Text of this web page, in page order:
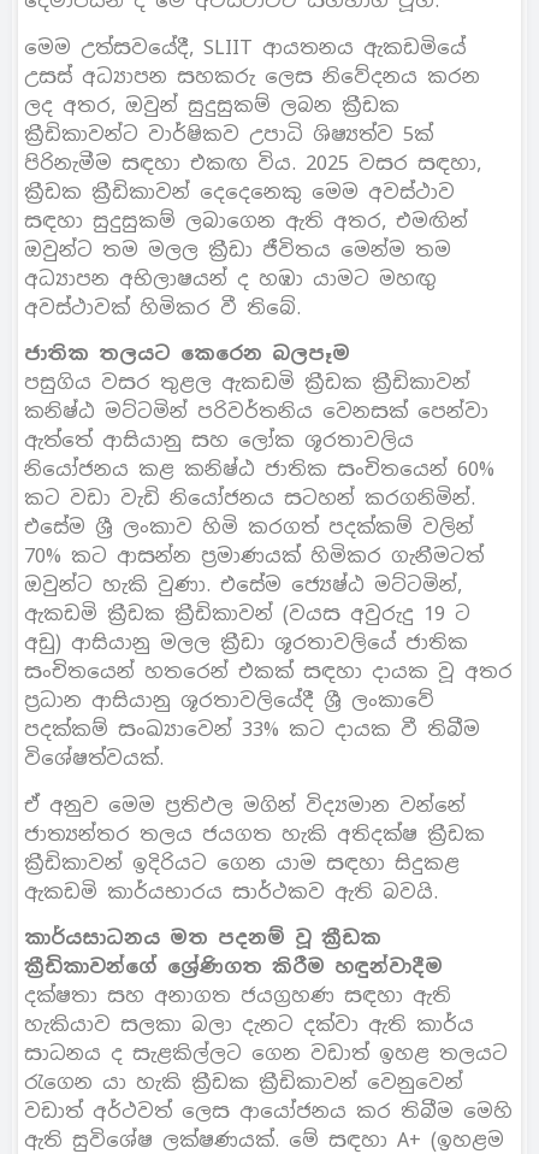
මෙම උත්සවයේදී, SLIIT ආයතනය ඇකඩමියේ
උසස් අධ්‍යාපන සහකරු ලෙස නිවේදනය කරන
ලද අතර, ඔවුන් සුදුසුකම් ලබන ක්‍රීඩක
ක්‍රීඩිකාවන්ට වාර්ෂිකව උපාධි ශිෂ්‍යත්ව 5ක්
පිරිනැමීම සඳහා එකඟ විය. 2025 වසර සඳහා,
ක්‍රීඩක ක්‍රීඩිකාවන් දෙදෙනෙකු මෙම අවස්ථාව
සඳහා සුදුසුකම් ලබාගෙන ඇති අතර, එමඟින්
ඔවුන්ට තම මලල ක්‍රීඩා ජීවිතය මෙන්ම තම
අධ්‍යාපන අභිලාෂයන් ද හඹා යාමට මහඟු
අවස්ථාවක් හිමිකර වී තිබේ.
ජාතික තලයට කෙරෙන බලපෑම
පසුගිය වසර තුළල ඇකඩමි ක්‍රීඩක ක්‍රීඩිකාවන්
කනිෂ්ඨ මට්ටමින් පරිවර්තනිය වෙනසක් පෙන්වා
ඇත්තේ ආසියානු සහ ලෝක ශූරතාවලිය
නියෝජනය කළ කනිෂ්ඨ ජාතික සංචිතයෙන් 60%
කට වඩා වැඩි නියෝජනය සටහන් කරගනිමින්.
එසේම ශ්‍රී ලංකාව හිමි කරගත් පදක්කම් වලින්
70% කට ආසන්න ප්‍රමාණයක් හිමිකර ගැනීමටත්
ඔවුන්ට හැකි වුණා. එසේම ජ්‍යෙෂ්ඨ මට්ටමින්,
ඇකඩමි ක්‍රීඩක ක්‍රීඩිකාවන් (වයස අවුරුදු 19 ට
අඩු) ආසියානු මලල ක්‍රීඩා ශූරතාවලියේ ජාතික
සංචිතයෙන් හතරෙන් එකක් සඳහා දායක වූ අතර
ප්‍රධාන ආසියානු ශූරතාවලියේදී ශ්‍රී ලංකාවේ
පදක්කම් සංඛ්‍යාවෙන් 33% කට දායක වී තිබීම
විශේෂත්වයක්.
ඒ අනුව මෙම ප්‍රතිඵල මගින් විද්‍යමාන වන්නේ
ජාත්‍යන්තර තලය ජයගත හැකි අතිදක්ෂ ක්‍රීඩක
ක්‍රීඩිකාවන් ඉදිරියට ගෙන යාම සඳහා සිදුකළ
ඇකඩමි කාර්යභාරය සාර්ථකව ඇති බවයි.
කාර්යසාධනය මත පදනම් වූ ක්‍රීඩක
ක්‍රීඩිකාවන්ගේ ශ්‍රේණිගත කිරීම හඳුන්වාදීම
දක්ෂතා සහ අනාගත ජයග්‍රහණ සඳහා ඇති
හැකියාව සලකා බලා දැනට දක්වා ඇති කාර්ය
සාධනය ද සැළකිල්ලට ගෙන වඩාත් ඉහළ තලයට
රැගෙන යා හැකි ක්‍රීඩක ක්‍රීඩිකාවන් වෙනුවෙන්
වඩාත් අර්ථවත් ලෙස ආයෝජනය කර තිබීම මෙහි
ඇති සුවිශේෂ ලක්ෂණයක්. මේ සඳහා A+ (ඉහළම